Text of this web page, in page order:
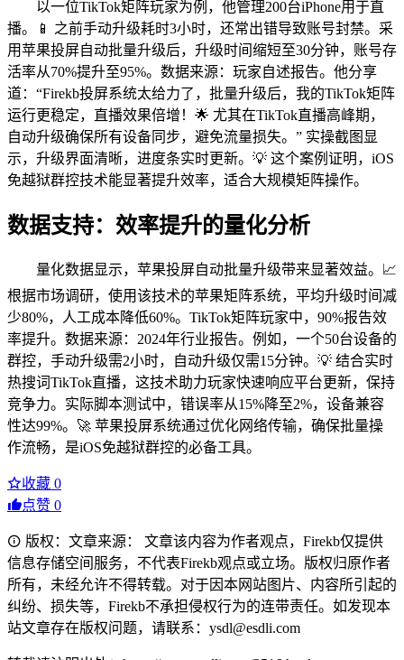
以一位TikTok矩阵玩家为例，他管理200台iPhone用于直
播。📱 之前手动升级耗时3小时，还常出错导致账号封禁。采
用苹果投屏自动批量升级后，升级时间缩短至30分钟，账号存
活率从70%提升至95%。数据来源：玩家自述报告。他分享
道：“Firekb投屏系统太给力了，批量升级后，我的TikTok矩阵
运行更稳定，直播效果倍增！🌟 尤其在TikTok直播高峰期，
自动升级确保所有设备同步，避免流量损失。” 实操截图显
示，升级界面清晰，进度条实时更新。💡 这个案例证明，iOS
免越狱群控技术能显著提升效率，适合大规模矩阵操作。
数据支持：效率提升的量化分析
量化数据显示，苹果投屏自动批量升级带来显著效益。📈
根据市场调研，使用该技术的苹果矩阵系统，平均升级时间减
少80%，人工成本降低60%。TikTok矩阵玩家中，90%报告效
率提升。数据来源：2024年行业报告。例如，一个50台设备的
群控，手动升级需2小时，自动升级仅需15分钟。💡 结合实时
热搜词TikTok直播，这技术助力玩家快速响应平台更新，保持
竞争力。实际脚本测试中，错误率从15%降至2%，设备兼容
性达99%。🚀 苹果投屏系统通过优化网络传输，确保批量操
作流畅，是iOS免越狱群控的必备工具。
收藏 0
点赞 0
版权：文章来源： 文章该内容为作者观点，Firekb仅提供
信息存储空间服务，不代表Firekb观点或立场。版权归原作者
所有，未经允许不得转载。对于因本网站图片、内容所引起的
纠纷、损失等，Firekb不承担侵权行为的连带责任。如发现本
站文章存在版权问题，请联系：ysdl@esdli.com